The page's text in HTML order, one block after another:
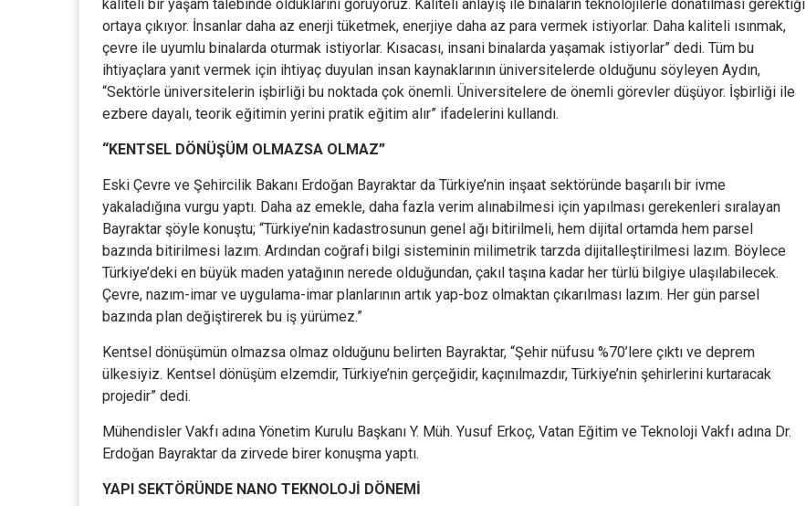
kaliteli bir yaşam talebinde olduklarını görüyoruz. Kaliteli anlayış ile binaların teknolojilerle donatılması gerektiği
ortaya çıkıyor. İnsanlar daha az enerji tüketmek, enerjiye daha az para vermek istiyorlar. Daha kaliteli ısınmak,
çevre ile uyumlu binalarda oturmak istiyorlar. Kısacası, insani binalarda yaşamak istiyorlar” dedi. Tüm bu
ihtiyaçlara yanıt vermek için ihtiyaç duyulan insan kaynaklarının üniversitelerde olduğunu söyleyen Aydın,
“Sektörle üniversitelerin işbirliği bu noktada çok önemli. Üniversitelere de önemli görevler düşüyor. İşbirliği ile
ezbere dayalı, teorik eğitimin yerini pratik eğitim alır” ifadelerini kullandı.
“KENTSEL DÖNÜŞÜM OLMAZSA OLMAZ”
Eski Çevre ve Şehircilik Bakanı Erdoğan Bayraktar da Türkiye’nin inşaat sektöründe başarılı bir ivme
yakaladığına vurgu yaptı. Daha az emekle, daha fazla verim alınabilmesi için yapılması gerekenleri sıralayan
Bayraktar şöyle konuştu; “Türkiye’nin kadastrosunun genel ağı bitirilmeli, hem dijital ortamda hem parsel
bazında bitirilmesi lazım. Ardından coğrafi bilgi sisteminin milimetrik tarzda dijitalleştirilmesi lazım. Böylece
Türkiye’deki en büyük maden yatağının nerede olduğundan, çakıl taşına kadar her türlü bilgiye ulaşılabilecek.
Çevre, nazım-imar ve uygulama-imar planlarının artık yap-boz olmaktan çıkarılması lazım. Her gün parsel
bazında plan değiştirerek bu iş yürümez.”
Kentsel dönüşümün olmazsa olmaz olduğunu belirten Bayraktar, “Şehir nüfusu %70’lere çıktı ve deprem
ülkesiyiz. Kentsel dönüşüm elzemdir, Türkiye’nin gerçeğidir, kaçınılmazdır, Türkiye’nin şehirlerini kurtaracak
projedir” dedi.
Mühendisler Vakfı adına Yönetim Kurulu Başkanı Y. Müh. Yusuf Erkoç, Vatan Eğitim ve Teknoloji Vakfı adına Dr.
Erdoğan Bayraktar da zirvede birer konuşma yaptı.
YAPI SEKTÖRÜNDE NANO TEKNOLOJİ DÖNEMİ